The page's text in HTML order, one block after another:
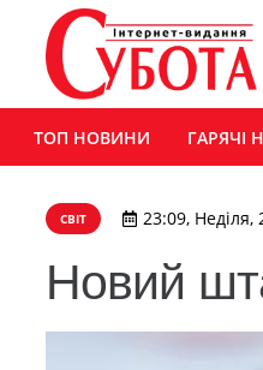
ТОП НОВИНИ ГАРЯЧІ
СВІТ 23:09, Неділя,
Новий